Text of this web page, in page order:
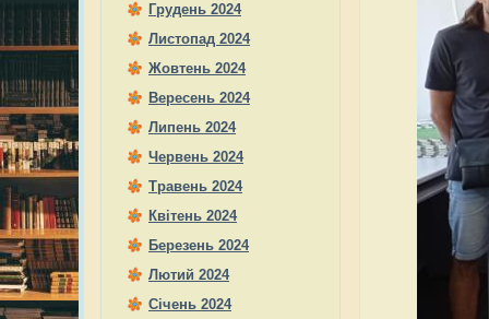
Грудень 2024
Листопад 2024
Жовтень 2024
Вересень 2024
Липень 2024
Червень 2024
Травень 2024
Квітень 2024
Березень 2024
Лютий 2024
Січень 2024